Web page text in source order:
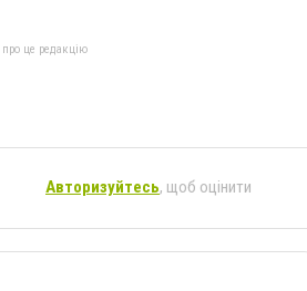
це редакцію
Авторизуйтесь, щоб оцінити